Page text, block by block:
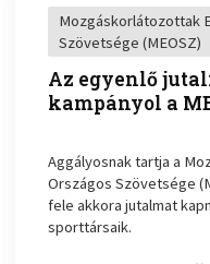
Mozgáskorlátozottak
Szövetsége (MEOSZ)
Az egyenlő
kampányol a
Aggályosnak tartja a
Országos Szövetsége
fele akkora jutalmat
sporttársaik.